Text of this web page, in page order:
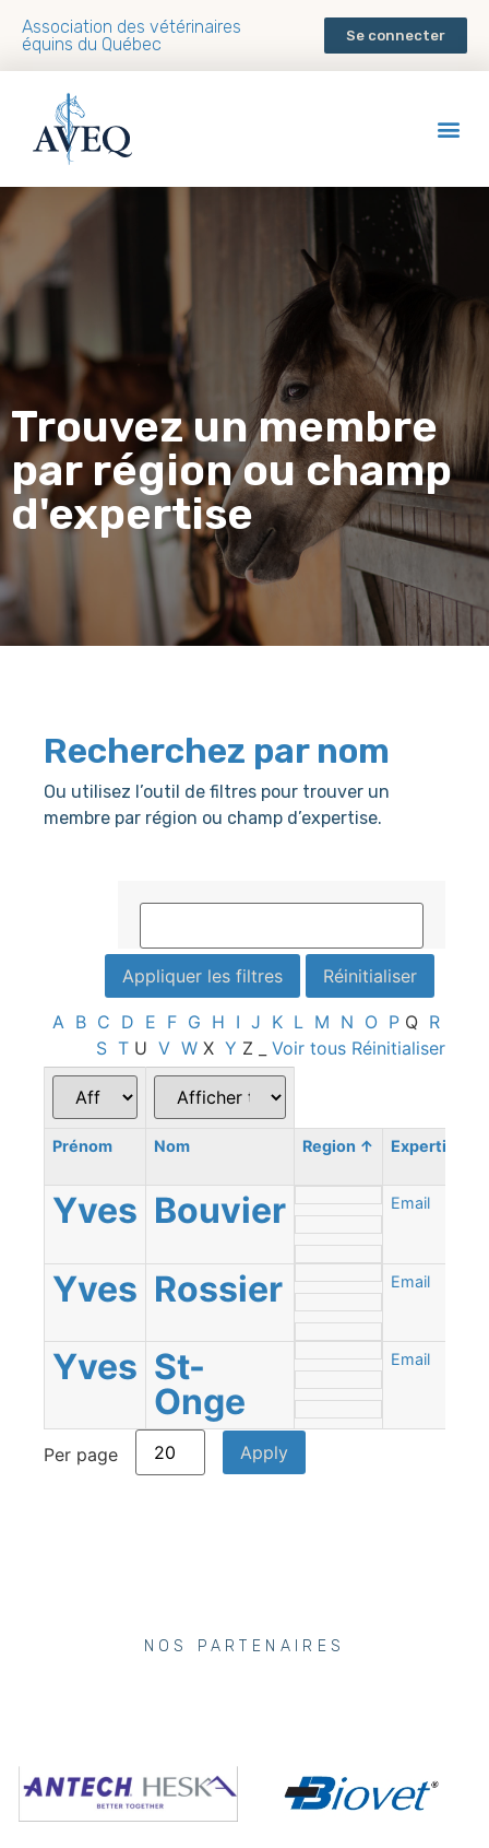
Association des vétérinaires
équins du Québec
Se connecter
Trouvez un membre
par région ou champ
d'expertise
Recherchez par nom
Ou utilisez l’outil de filtres pour trouver un
membre par région ou champ d’expertise.
A B C D E F G H I J K L M N O P Q R
S T U V W X Y Z Voir tous Réinitialiser
Prénom Nom Region ↑ Expertise
Yves Bouvier Email
Yves Rossier Email
Yves St-
Onge
Email
Per page
NOS PARTENAIRES